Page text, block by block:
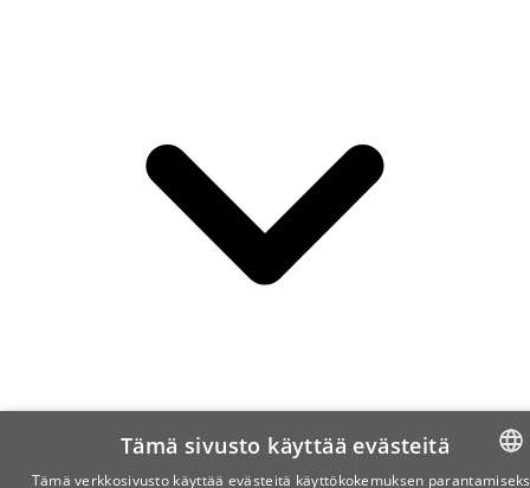
Tämä sivusto käyttää evästeitä
Tämä verkkosivusto käyttää evästeitä käyttökokemuksen